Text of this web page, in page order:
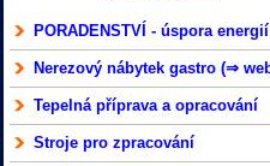
PORADENSTVÍ - úspora energií
Nerezový nábytek gastro (⇒
Tepelná příprava a opracování
Stroje pro zpracování